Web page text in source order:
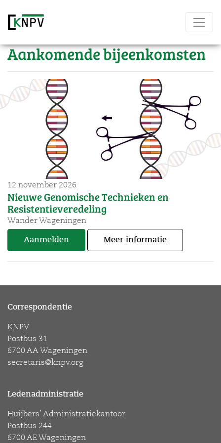
Aankomende bijeenkomsten
12 november 2026
Nieuwe Genomische Technieken en
Resistentieveredeling
Wander Wageningen
Aanmelden
Meer informatie
Correspondentie
KNPV
Postbus 31
6700 AA Wageningen
secretaris@knpv.org
Ledenadministratie
Huijbers’ Administratiekantoor
Postbus 244
6700 AE Wageningen